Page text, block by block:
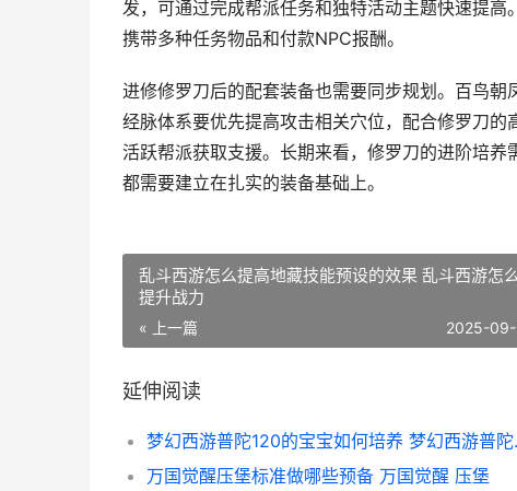
发，可通过完成帮派任务和独特活动主题快速提
携带多种任务物品和付款NPC报酬。
进修修罗刀后的配套装备也需要同步规划。百鸟朝
经脉体系要优先提高攻击相关穴位，配合修罗刀
活跃帮派获取支援。长期来看，修罗刀的进阶培
都需要建立在扎实的装备基础上。
乱斗西游怎么提高地藏技能预设的效果 乱斗西游怎
提升战力
« 上一篇 2025-
延伸阅读
梦幻西
万国觉醒压堡标准做哪些预备 万国觉醒 压堡